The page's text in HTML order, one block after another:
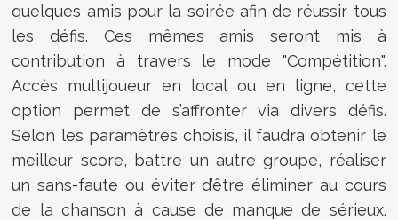
quelques amis pour la soirée afin de réussir tous
les défis. Ces mêmes amis seront mis à
contribution à travers le mode "Compétition".
Accès multijoueur en local ou en ligne, cette
option permet de s’affronter via divers défis.
Selon les paramètres choisis, il faudra obtenir le
meilleur score, battre un autre groupe, réaliser
un sans-faute ou éviter d’être éliminer au cours
de la chanson à cause de manque de sérieux.